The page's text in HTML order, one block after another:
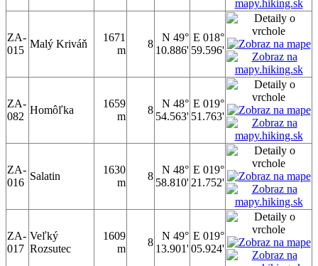
ZA-
015
Malý Kriváň
1671
m
8
N 49°
10.886'
E 018°
59.596'
ZA-
082
Homôľka
1659
m
8
N 48°
54.563'
E 019°
51.763'
ZA-
016
Salatin
1630
m
8
N 48°
58.810'
E 019°
21.752'
ZA-
017
Veľký
Rozsutec
1609
m
8
N 49°
13.901'
E 019°
05.924'